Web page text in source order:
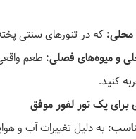
محلی: که در تنورهای سنتی
و میوه‌های فصلی: طعم
کنید.
یک تور لفور موفق
به دلیل تغییرات آب و